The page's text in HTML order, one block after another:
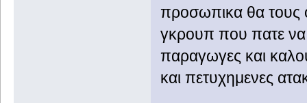
προσωπικα θα τους
γκρουπ που πατε να
παραγωγες και
και πετυχημενες